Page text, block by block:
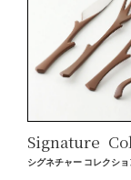
Signature
シグネチャー コレクショ